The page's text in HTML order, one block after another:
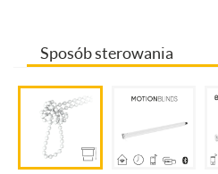
Sposób sterowania